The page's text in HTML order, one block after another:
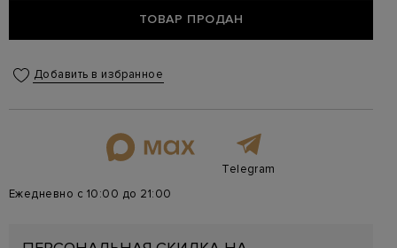
ТОВАР ПРОДАН
Добавить в избранное
Telegram
Ежедневно с 10:00 до 21:00